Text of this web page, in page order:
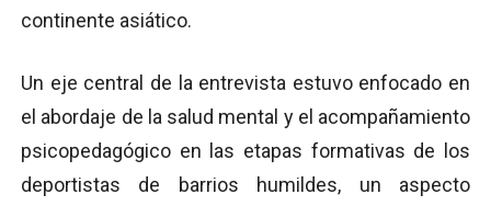
continente asiático.
Un eje central de la entrevista estuvo enfocado en
el abordaje de la salud mental y el acompañamiento
psicopedagógico en las etapas formativas de los
deportistas de barrios humildes, un aspecto